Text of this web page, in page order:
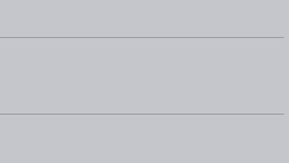
- gefunden auf spaness.de